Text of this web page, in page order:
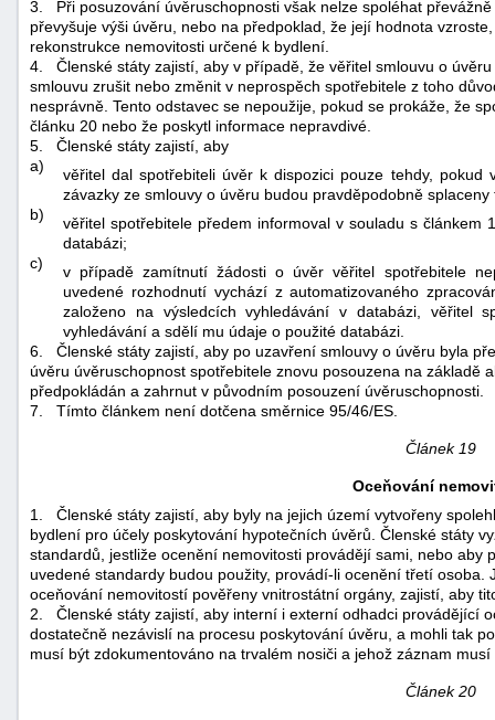
3.
Při posuzování úvěruschopnosti však nelze spoléhat
převyšuje výši úvěru, nebo na předpoklad, že její hodnota
rekonstrukce nemovitosti určené k bydlení.
4.
Členské státy zajistí, aby v případě, že věřitel smlouvu o
smlouvu zrušit nebo změnit v neprospěch spotřebitele z toho
nesprávně. Tento odstavec se nepoužije, pokud se prokáže, že
článku 20 nebo že poskytl informace nepravdivé.
5.
Členské státy zajistí, aby
a)
věřitel dal spotřebiteli úvěr k dispozici pouze tehdy, pokud
závazky ze smlouvy o úvěru budou pravděpodobně
b)
věřitel spotřebitele předem informoval v souladu s článkem
databázi;
c)
v případě zamítnutí žádosti o úvěr věřitel spotřebitele
uvedené rozhodnutí vychází z automatizovaného
založeno na výsledcích vyhledávání v databázi, věřitel
vyhledávání a sdělí mu údaje o použité databázi.
6.
Členské státy zajistí, aby po uzavření smlouvy o úvěru byla
úvěru úvěruschopnost spotřebitele znovu posouzena na základě
předpokládán a zahrnut v původním posouzení úvěruschopnosti.
7.
Tímto článkem není dotčena směrnice 95/46/ES.
Článek 19
Oceňování
1.
Členské státy zajistí, aby byly na jejich území vytvořeny
bydlení pro účely poskytování hypotečních úvěrů. Členské státy
standardů, jestliže ocenění nemovitosti provádějí sami, nebo aby
uvedené standardy budou použity, provádí-li ocenění třetí
oceňování nemovitostí pověřeny vnitrostátní orgány, zajistí, aby
2.
Členské státy zajistí, aby interní i externí odhadci provádějící
dostatečně nezávislí na procesu poskytování úvěru, a mohli tak
musí být zdokumentováno na trvalém nosiči a jehož záznam
Článek 20